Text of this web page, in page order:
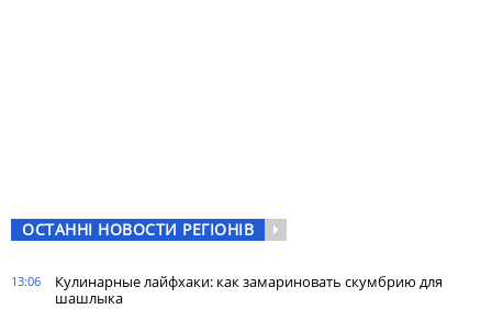
ОСТАННІ НОВОСТИ РЕГІОНІВ
13:06
Кулинарные лайфхаки: как замариновать скумбрию для
шашлыка